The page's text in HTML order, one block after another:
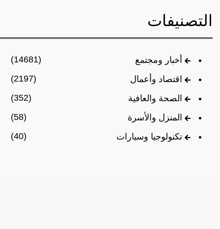
التصنيفات
أخبار ومجتمع
(14681)
اقتصاد وأعمال
(2197)
الصحة والعافية
(352)
المنزل والأسرة
(58)
تكنولوجيا وسيارات
(40)